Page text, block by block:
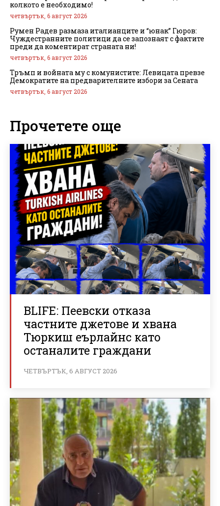
колкото е необходимо!
четвъртък, 6 август 2026
Румен Радев размаза италианците и “юнак” Гюров:
Чуждестранните политици да се запознаят с фактите
преди да коментират страната ни!
четвъртък, 6 август 2026
Тръмп и войната му с комунистите: Левицата превзе
Демократите на предварителните избори за Сената
четвъртък, 6 август 2026
Прочетете още
BLIFE: Пеевски отказа
частните джетове и хвана
Тюркиш еърлайнс като
останалите граждани
ЧЕТВЪРТЪК, 6 АВГУСТ 2026